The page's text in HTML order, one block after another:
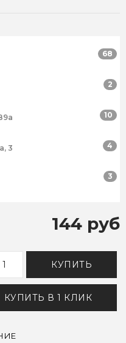
68
2
10
3 4
3
144 руб
КУПИТЬ
КУПИТЬ В 1 КЛИК